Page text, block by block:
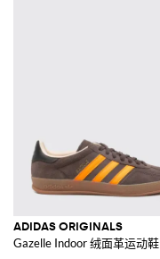
ADIDAS ORIGINALS
Gazelle Indoor 绒面革运动鞋